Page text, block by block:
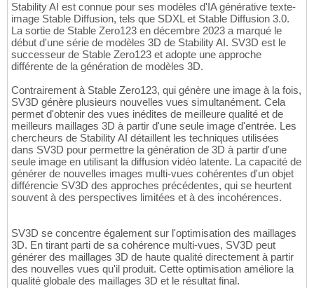
Stability AI est connue pour ses modèles d'IA générative texte-
image Stable Diffusion, tels que SDXL et Stable Diffusion 3.0.
La sortie de Stable Zero123 en décembre 2023 a marqué le
début d'une série de modèles 3D de Stability AI. SV3D est le
successeur de Stable Zero123 et adopte une approche
différente de la génération de modèles 3D.
Contrairement à Stable Zero123, qui génère une image à la fois,
SV3D génère plusieurs nouvelles vues simultanément. Cela
permet d'obtenir des vues inédites de meilleure qualité et de
meilleurs maillages 3D à partir d'une seule image d'entrée. Les
chercheurs de Stability AI détaillent les techniques utilisées
dans SV3D pour permettre la génération de 3D à partir d'une
seule image en utilisant la diffusion vidéo latente. La capacité de
générer de nouvelles images multi-vues cohérentes d'un objet
différencie SV3D des approches précédentes, qui se heurtent
souvent à des perspectives limitées et à des incohérences.
SV3D se concentre également sur l'optimisation des maillages
3D. En tirant parti de sa cohérence multi-vues, SV3D peut
générer des maillages 3D de haute qualité directement à partir
des nouvelles vues qu'il produit. Cette optimisation améliore la
qualité globale des maillages 3D et le résultat final.